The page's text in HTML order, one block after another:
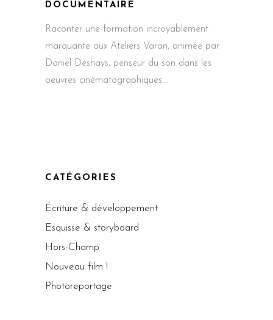
DOCUMENTAIRE
Raconter une formation incroyablement
marquante aux Ateliers Varan, animée par
Daniel Deshays, penseur du son dans les
oeuvres cinématographiques
CATÉGORIES
Écriture & développement
Esquisse & storyboard
Hors-Champ
Nouveau film !
Photoreportage